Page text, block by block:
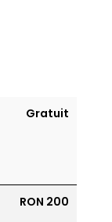
Gratuit
RON 200